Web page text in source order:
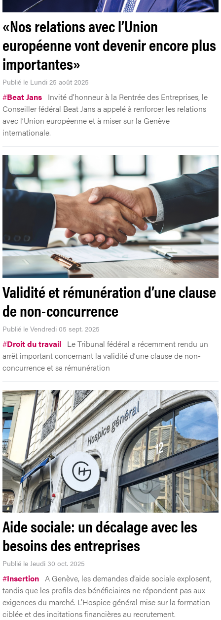
«Nos relations avec l’Union
européenne vont devenir encore plus
importantes»
Publié le Lundi 25 août 2025
#Beat Jans Invité d’honneur à la Rentrée des Entreprises, le
Conseiller fédéral Beat Jans a appelé à renforcer les relations
avec l’Union européenne et à miser sur la Genève
internationale.
Validité et rémunération d’une clause
de non-concurrence
Publié le Vendredi 05 sept. 2025
#Droit du travail Le Tribunal fédéral a récemment rendu un
arrêt important concernant la validité d’une clause de non-
concurrence et sa rémunération
Aide sociale: un décalage avec les
besoins des entreprises
Publié le Jeudi 30 oct. 2025
#Insertion A Genève, les demandes d’aide sociale explosent,
tandis que les profils des bénéficiaires ne répondent pas aux
exigences du marché. L’Hospice général mise sur la formation
ciblée et des incitations financières au recrutement.